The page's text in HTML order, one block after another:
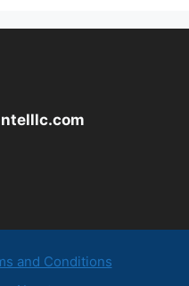
and Conditions